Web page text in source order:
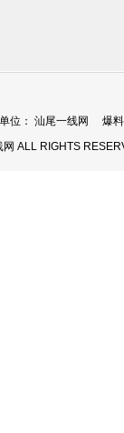
位： 汕尾一线网 爆
ALL RIGHTS